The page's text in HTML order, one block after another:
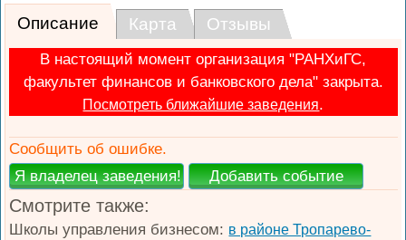
Описание Карта Отзывы
В настоящий момент организация "РАНХиГС,
факультет финансов и банковского дела" закрыта.
Посмотреть ближайшие заведения.
Сообщить об ошибке.
Смотрите также:
Школы управления бизнесом: в районе Тропарево-